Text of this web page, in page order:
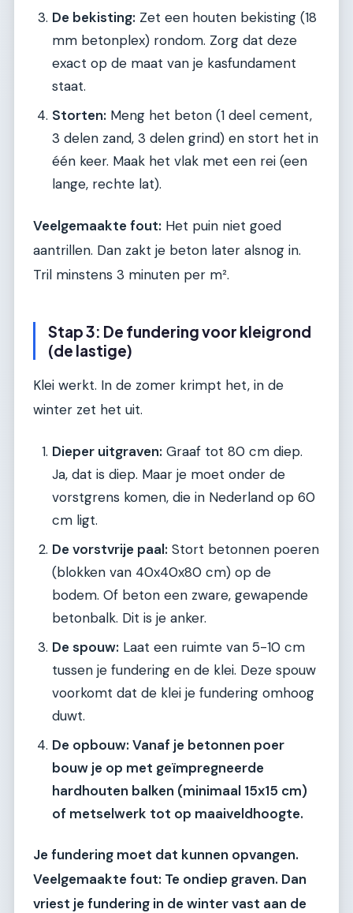
De bekisting: Zet een houten bekisting (18
mm betonplex) rondom. Zorg dat deze
exact op de maat van je kasfundament
staat.
Storten: Meng het beton (1 deel cement,
3 delen zand, 3 delen grind) en stort het in
één keer. Maak het vlak met een rei (een
lange, rechte lat).
Veelgemaakte fout: Het puin niet goed
aantrillen. Dan zakt je beton later alsnog in.
Tril minstens 3 minuten per m².
Stap 3: De fundering voor kleigrond
(de lastige)
Klei werkt. In de zomer krimpt het, in de
winter zet het uit.
Dieper uitgraven: Graaf tot 80 cm diep.
Ja, dat is diep. Maar je moet onder de
vorstgrens komen, die in Nederland op 60
cm ligt.
De vorstvrije paal: Stort betonnen poeren
(blokken van 40x40x80 cm) op de
bodem. Of beton een zware, gewapende
betonbalk. Dit is je anker.
De spouw: Laat een ruimte van 5-10 cm
tussen je fundering en de klei. Deze spouw
voorkomt dat de klei je fundering omhoog
duwt.
De opbouw: Vanaf je betonnen poer
bouw je op met geïmpregneerde
hardhouten balken (minimaal 15x15 cm)
of metselwerk tot op maaiveldhoogte.
Je fundering moet dat kunnen opvangen.
Veelgemaakte fout: Te ondiep graven. Dan
vriest je fundering in de winter vast aan de